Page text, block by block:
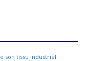
son tissu industriel